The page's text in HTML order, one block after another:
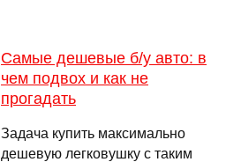
Самые дешевые б/у авто: в
чем подвох и как не
прогадать
Задача купить максимально
дешевую легковушку с таким